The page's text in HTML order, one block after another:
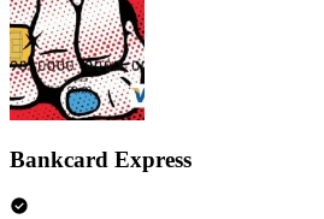
Bankcard Express